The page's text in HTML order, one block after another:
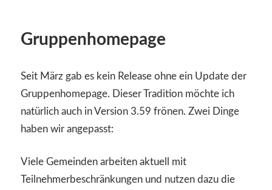
Gruppenhomepage
Seit März gab es kein Release ohne ein Update der
Gruppenhomepage. Dieser Tradition möchte ich
natürlich auch in Version 3.59 frönen. Zwei Dinge
haben wir angepasst:
Viele Gemeinden arbeiten aktuell mit
Teilnehmerbeschränkungen und nutzen dazu die